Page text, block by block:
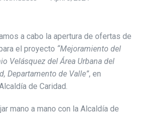
a cabo la apertura de ofertas de
el proyecto “Mejoramiento del
Velásquez del Área Urbana del
Departamento de Valle”, en
de Caridad.
mano a mano con la Alcaldía de